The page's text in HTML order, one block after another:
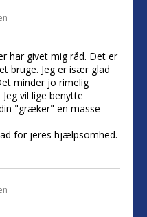
har givet mig råd. Det er
bruge. Jeg er især glad
minder jo rimelig
vil lige benytte
"græker" en masse
for jeres hjælpsomhed.